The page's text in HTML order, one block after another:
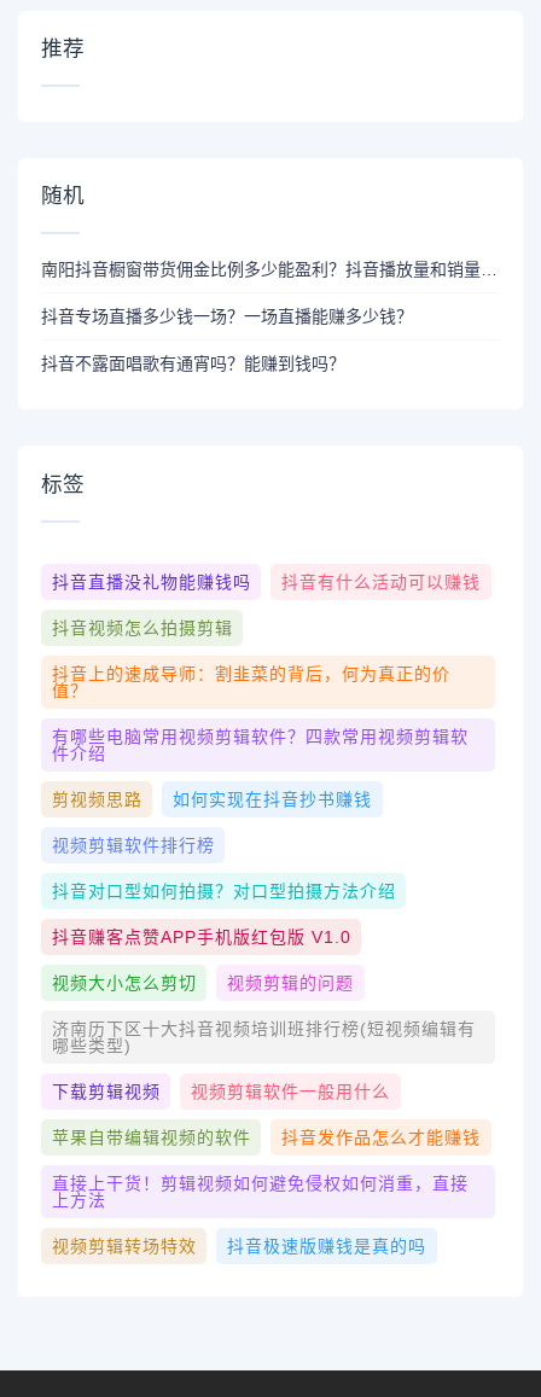
推荐
随机
抖音专场直播多少钱一场？一场直播能赚多少钱？
抖音不露面唱歌有通宵吗？能赚到钱吗？
标签
抖音直播没礼物能赚钱吗 抖音有什么活动可以赚钱
抖音视频怎么拍摄剪辑
抖音上的速成导师：割韭菜的背后，何为真正的价
值？
有哪些电脑常用视频剪辑软件？四款常用视频剪辑软
件介绍
剪视频思路 如何实现在抖音抄书赚钱
视频剪辑软件排行榜
抖音对口型如何拍摄？对口型拍摄方法介绍
抖音赚客点赞APP手机版红包版 V1.0
视频大小怎么剪切 视频剪辑的问题
济南历下区十大抖音视频培训班排行榜(短视频编辑有
哪些类型)
下载剪辑视频 视频剪辑软件一般用什么
苹果自带编辑视频的软件 抖音发作品怎么才能赚钱
直接上干货！剪辑视频如何避免侵权如何消重，直接
上方法
视频剪辑转场特效 抖音极速版赚钱是真的吗